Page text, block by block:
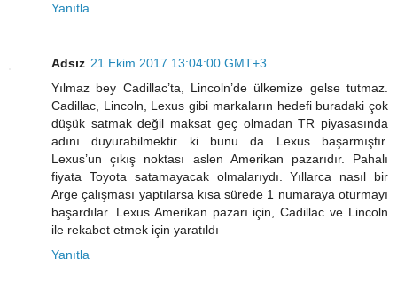
Yanıtla
Adsız 21 Ekim 2017 13:04:00 GMT+3
Yılmaz bey Cadillac’ta, Lincoln’de ülkemize gelse tutmaz.
Cadillac, Lincoln, Lexus gibi markaların hedefi buradaki çok
düşük satmak değil maksat geç olmadan TR piyasasında
adını duyurabilmektir ki bunu da Lexus başarmıştır.
Lexus’un çıkış noktası aslen Amerikan pazarıdır. Pahalı
fiyata Toyota satamayacak olmalarıydı. Yıllarca nasıl bir
Arge çalışması yaptılarsa kısa sürede 1 numaraya oturmayı
başardılar. Lexus Amerikan pazarı için, Cadillac ve Lincoln
ile rekabet etmek için yaratıldı
Yanıtla